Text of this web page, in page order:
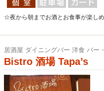
☆夜から朝までお酒とお食事が楽し
居酒屋 ダイニングバー 洋食 バー
Bistro 酒場 Tapa’s